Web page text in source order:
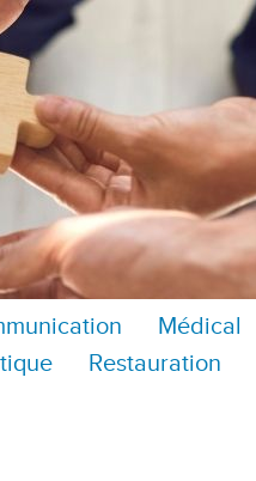
Médical
Restauration